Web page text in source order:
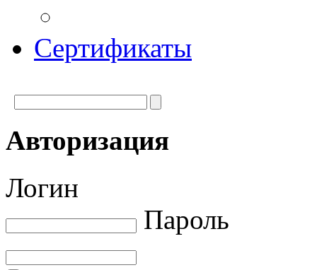
Сертификаты
Авторизация
Логин
Пароль